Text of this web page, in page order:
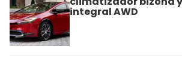
integral AWD